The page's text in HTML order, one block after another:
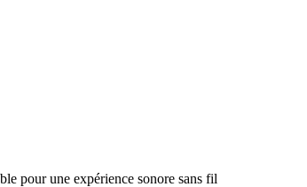
pour une expérience sonore sans fil